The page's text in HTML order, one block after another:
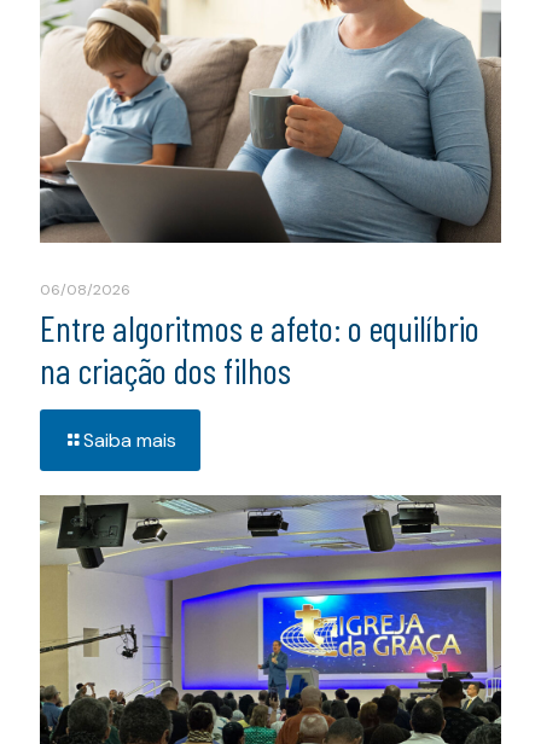
06/08/2026
Entre algoritmos e afeto: o equilíbrio
na criação dos filhos
Saiba mais